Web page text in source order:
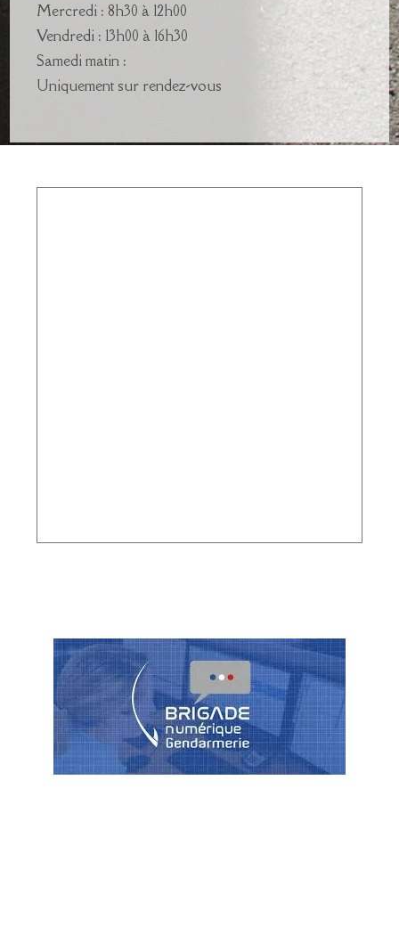
Mercredi : 8h30 à 12h00
Vendredi : 13h00 à 16h30
Samedi matin :
Uniquement sur rendez-vous